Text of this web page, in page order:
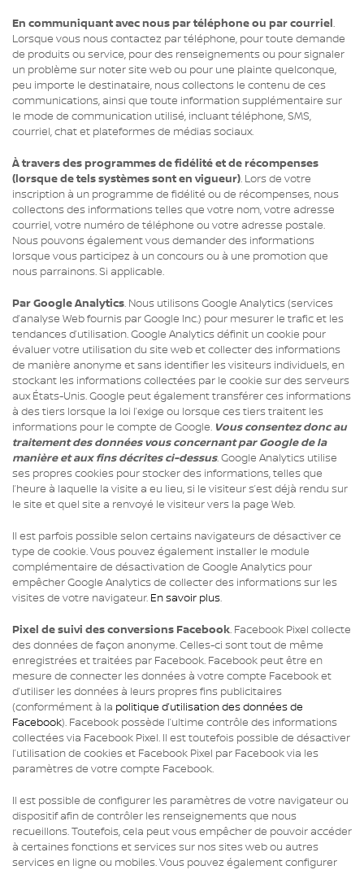
En communiquant avec nous par téléphone ou par courriel .
Lorsque vous nous contactez par téléphone, pour toute demande
de produits ou service, pour des renseignements ou pour signaler
un problème sur noter site web ou pour une plainte quelconque,
peu importe le destinataire, nous collectons le contenu de ces
communications, ainsi que toute information supplémentaire sur
le mode de communication utilisé, incluant téléphone, SMS,
courriel, chat et plateformes de médias sociaux.
À travers des programmes de fidélité et de récompenses
(lorsque de tels systèmes sont en vigueur). Lors de votre
inscription à un programme de fidélité ou de récompenses, nous
collectons des informations telles que votre nom, votre adresse
courriel, votre numéro de téléphone ou votre adresse postale.
Nous pouvons également vous demander des informations
lorsque vous participez à un concours ou à une promotion que
nous parrainons. Si applicable.
Par Google Analytics. Nous utilisons Google Analytics (services
d’analyse Web fournis par Google Inc.) pour mesurer le trafic et les
tendances d’utilisation. Google Analytics définit un cookie pour
évaluer votre utilisation du site web et collecter des informations
de manière anonyme et sans identifier les visiteurs individuels, en
stockant les informations collectées par le cookie sur des serveurs
aux États-Unis. Google peut également transférer ces informations
à des tiers lorsque la loi l’exige ou lorsque ces tiers traitent les
informations pour le compte de Google. Vous consentez donc au
traitement des données vous concernant par Google de la
manière et aux fins décrites ci-dessus. Google Analytics utilise
ses propres cookies pour stocker des informations, telles que
l’heure à laquelle la visite a eu lieu, si le visiteur s’est déjà rendu sur
le site et quel site a renvoyé le visiteur vers la page Web.
Il est parfois possible selon certains navigateurs de désactiver ce
type de cookie. Vous pouvez également installer le module
complémentaire de désactivation de Google Analytics pour
empêcher Google Analytics de collecter des informations sur les
visites de votre navigateur. En savoir plus.
Pixel de suivi des conversions Facebook. Facebook Pixel collecte
des données de façon anonyme. Celles-ci sont tout de même
enregistrées et traitées par Facebook. Facebook peut être en
mesure de connecter les données à votre compte Facebook et
d’utiliser les données à leurs propres fins publicitaires
(conformément à la politique d’utilisation des données de
Facebook). Facebook possède l’ultime contrôle des informations
collectées via Facebook Pixel. Il est toutefois possible de désactiver
l’utilisation de cookies et Facebook Pixel par Facebook via les
paramètres de votre compte Facebook.
Il est possible de configurer les paramètres de votre navigateur ou
dispositif afin de contrôler les renseignements que nous
recueillons. Toutefois, cela peut vous empêcher de pouvoir accéder
à certaines fonctions et services sur nos sites web ou autres
services en ligne ou mobiles. Vous pouvez également configurer